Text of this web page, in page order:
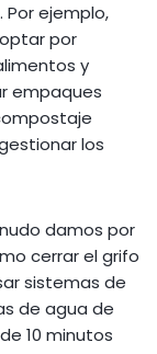
Por ejemplo,
por
y
empaques
los
damos por
cerrar el grifo
sistemas de
de agua de
10 minutos